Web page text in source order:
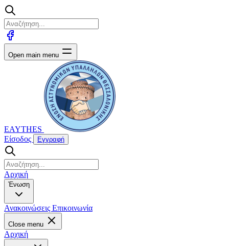
Open main menu
EAYTHES
Είσοδος
Εγγραφή
Αρχική
Ένωση
Ανακοινώσεις Επικοινωνία
Close menu
Αρχική